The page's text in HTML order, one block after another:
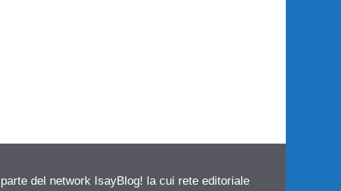
parte del network IsayBlog! la cui rete editoriale